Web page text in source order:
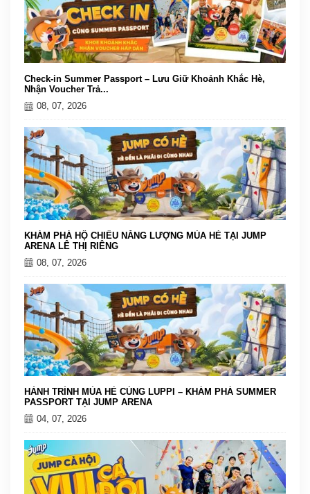
Check-in Summer Passport – Lưu Giữ Khoảnh Khắc Hè,
Nhận Voucher Trả...
08, 07, 2026
KHÁM PHÁ HỘ CHIẾU NĂNG LƯỢNG MÙA HÈ TẠI JUMP
ARENA LÊ THỊ RIÊNG
08, 07, 2026
HÀNH TRÌNH MÙA HÈ CÙNG LUPPI – KHÁM PHÁ SUMMER
PASSPORT TẠI JUMP ARENA
04, 07, 2026